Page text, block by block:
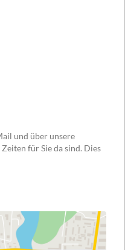
und über unsere
für Sie da sind. Dies